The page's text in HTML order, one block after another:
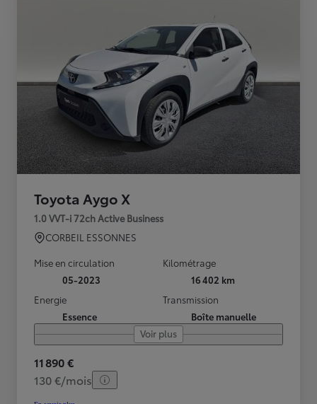
Toyota Aygo X
1.0 VVT-i 72ch Active Business
CORBEIL ESSONNES
Mise en circulation
05-2023
Kilométrage
16 402 km
Energie
Essence
Transmission
Boîte manuelle
Voir plus
11 890 €
130 €/mois